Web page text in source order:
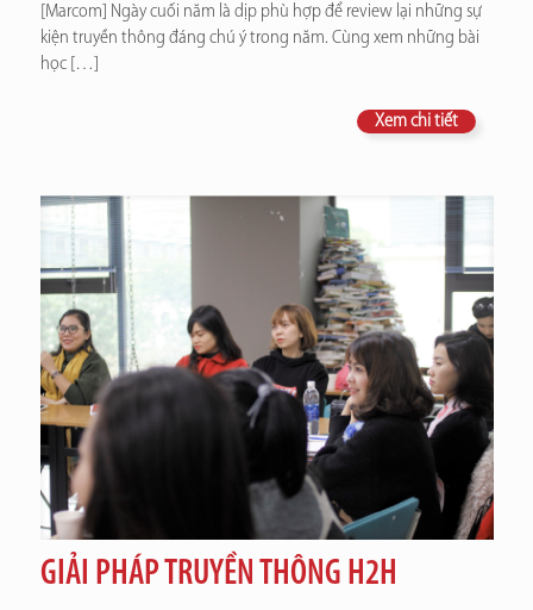
[Marcom] Ngày cuối năm là dịp phù hợp để review lại những sự
kiện truyền thông đáng chú ý trong năm. Cùng xem những bài
học[…]
Xem chi tiết
GIẢI PHÁP TRUYỀN THÔNG H2H